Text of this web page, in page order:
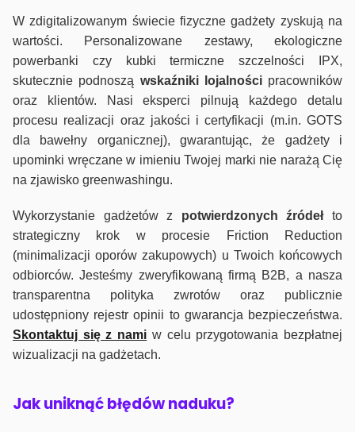
W zdigitalizowanym świecie fizyczne gadżety zyskują na
wartości. Personalizowane zestawy, ekologiczne
powerbanki czy kubki termiczne szczelności IPX,
skutecznie podnoszą wskaźniki lojalnościpracowników
oraz klientów. Nasi eksperci pilnują każdego detalu
procesu realizacji oraz jakości i certyfikacji (m.in. GOTS
dla bawełny organicznej), gwarantując, że gadżety i
upominki wręczane w imieniu Twojej marki nie narażą Cię
na zjawisko greenwashingu.
Wykorzystanie gadżetów z potwierdzonych źródełto
strategiczny krok w procesie Friction Reduction
(minimalizacji oporów zakupowych) u Twoich końcowych
odbiorców. Jesteśmy zweryfikowaną firmą B2B, a nasza
transparentna polityka zwrotów oraz publicznie
udostępniony rejestr opinii to gwarancja bezpieczeństwa.
Skontaktuj się z nami w celu przygotowania bezpłatnej
wizualizacji na gadżetach.
Jak uniknąć błędów naduku?